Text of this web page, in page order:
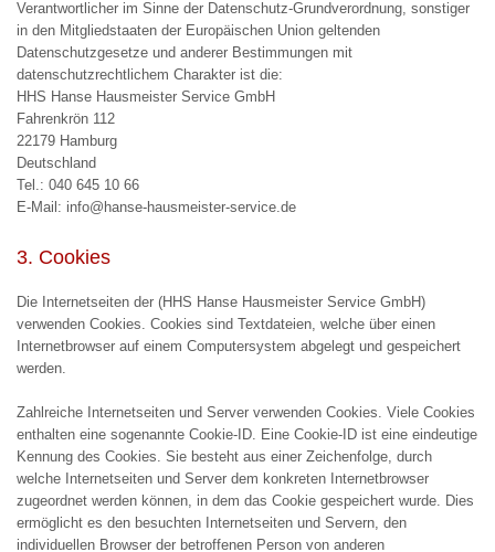
Verantwortlicher im Sinne der Datenschutz-Grundverordnung, sonstiger
in den Mitgliedstaaten der Europäischen Union geltenden
Datenschutzgesetze und anderer Bestimmungen mit
datenschutzrechtlichem Charakter ist die:
HHS Hanse Hausmeister Service GmbH
Fahrenkrön 112
22179 Hamburg
Deutschland
Tel.: 040 645 10 66
E-Mail: info@hanse-hausmeister-service.de
3. Cookies
Die Internetseiten der (HHS Hanse Hausmeister Service GmbH)
verwenden Cookies. Cookies sind Textdateien, welche über einen
Internetbrowser auf einem Computersystem abgelegt und gespeichert
werden.
Zahlreiche Internetseiten und Server verwenden Cookies. Viele Cookies
enthalten eine sogenannte Cookie-ID. Eine Cookie-ID ist eine eindeutige
Kennung des Cookies. Sie besteht aus einer Zeichenfolge, durch
welche Internetseiten und Server dem konkreten Internetbrowser
zugeordnet werden können, in dem das Cookie gespeichert wurde. Dies
ermöglicht es den besuchten Internetseiten und Servern, den
individuellen Browser der betroffenen Person von anderen